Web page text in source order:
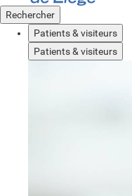
Rechercher
Patients & visiteurs
Patients & visiteurs